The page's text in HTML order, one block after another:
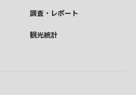
調査・レポート
観光統計